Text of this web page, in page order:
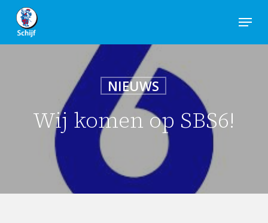
Skip
main
Menu
NIEUWS
Wij komen op SBS6!